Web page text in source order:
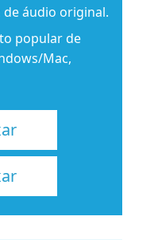
áudio original.
popular de
Mac,